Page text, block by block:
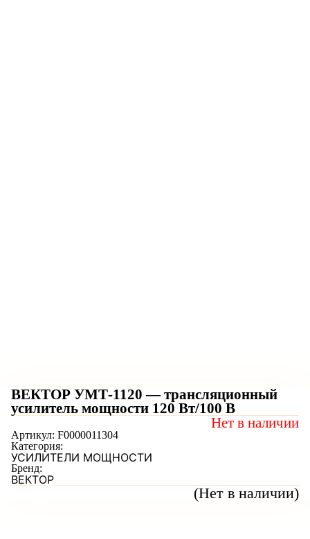
ВЕКТОР УМТ-1120 — трансляционный
усилитель мощности 120 Вт/100 В
(Нет в наличии)
Нет в наличии
Артикул: F0000011304
Категория:
УСИЛИТЕЛИ МОЩНОСТИ
Бренд:
ВЕКТОР